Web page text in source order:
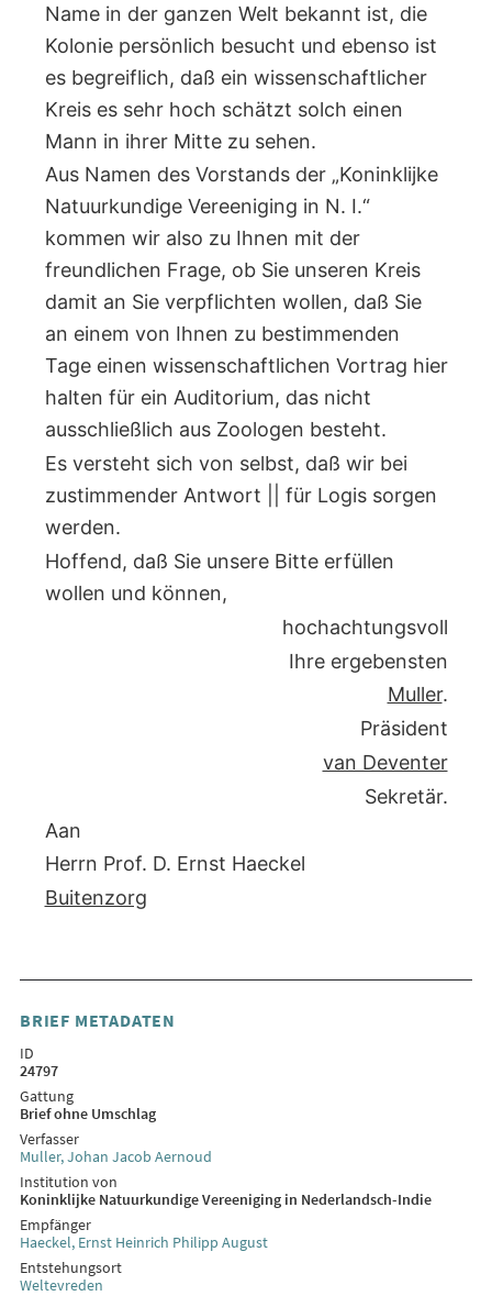
Name in der ganzen Welt bekannt ist, die
Kolonie persönlich besucht und ebenso ist
es begreiflich, daß ein wissenschaftlicher
Kreis es sehr hoch schätzt solch einen
Mann in ihrer Mitte zu sehen.
Aus Namen des Vorstands der „Koninklijke
Natuurkundige Vereeniging in N. I.“
kommen wir also zu Ihnen mit der
freundlichen Frage, ob Sie unseren Kreis
damit an Sie verpflichten wollen, daß Sie
an einem von Ihnen zu bestimmenden
Tage einen wissenschaftlichen Vortrag hier
halten für ein Auditorium, das nicht
ausschließlich aus Zoologen besteht.
Es versteht sich von selbst, daß wir bei
zustimmender Antwort || für Logis sorgen
werden.
Hoffend, daß Sie unsere Bitte erfüllen
wollen und können,
hochachtungsvoll
Ihre ergebensten
Muller.
Präsident
van Deventer
Sekretär.
Aan
Herrn Prof. D. Ernst Haeckel
Buitenzorg
BRIEF METADATEN
ID
24797
Gattung
Brief ohne Umschlag
Verfasser
Muller, Johan Jacob Aernoud
Institution von
Koninklijke Natuurkundige Vereeniging in Nederlandsch-Indie
Empfänger
Haeckel, Ernst Heinrich Philipp August
Entstehungsort
Weltevreden